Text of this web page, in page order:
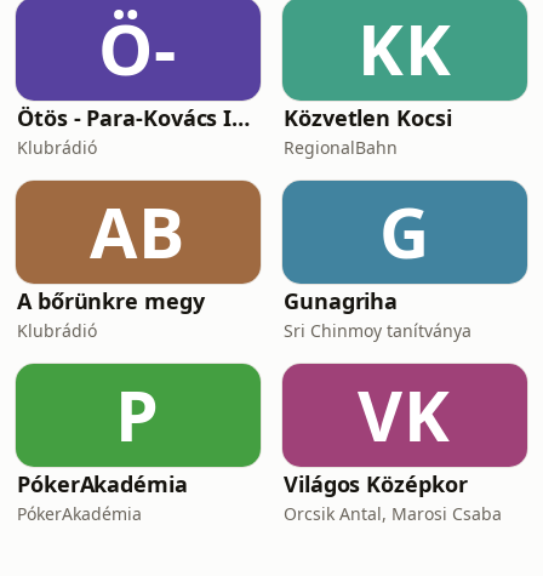
Ö-
Ötös - Para-Kovács Imrével
Klubrádió
KK
Közvetlen Kocsi
RegionalBahn
AB
A bőrünkre megy
Klubrádió
G
Gunagriha
Sri Chinmoy tanítványa
P
PókerAkadémia
PókerAkadémia
VK
Világos Középkor
Orcsik Antal, Marosi Csaba